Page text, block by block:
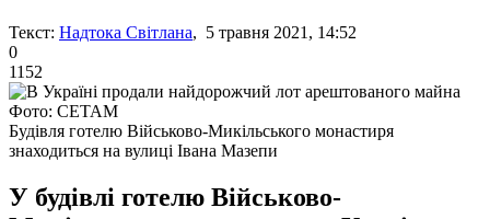
Текст: Надтока Світлана, 5 травня 2021, 14:52
0
1152
Фото: СЕТАМ
Будівля готелю Військово-Микільського монастиря
знаходиться на вулиці Івана Мазепи
У будівлі готелю Військово-